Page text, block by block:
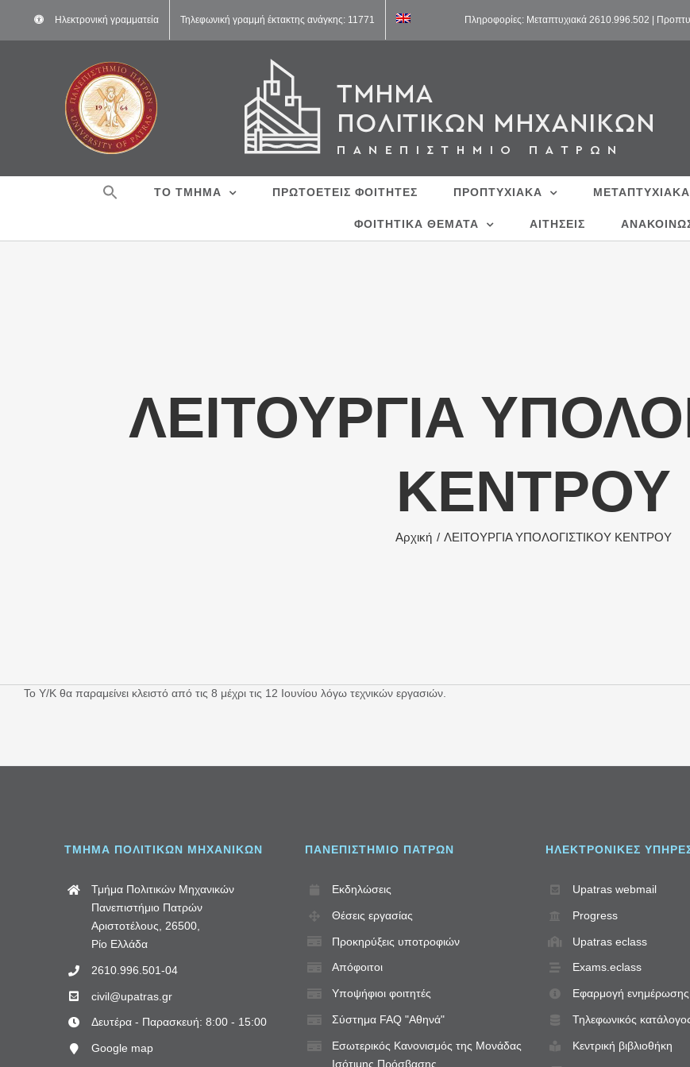
περιεχόμενο
Ηλεκτρονική γραμματεία Τηλεφωνική γραμμή έκτακτης ανάγκης: 11771 Πληροφορίες: Μεταπτυχιακά 2610.996.502 |
ΤΟ ΤΜΗΜΑ ΠΡΩΤΟΕΤΕΙΣ ΦΟΙΤΗΤΕΣ ΠΡΟΠΤΥΧΙΑΚΑ ΜΕΤΑΠΤΥΧΙΑΚΑ
ΦΟΙΤΗΤΙΚΑ ΘΕΜΑΤΑ ΑΙΤΗΣΕΙΣ
ΛΕΙΤΟΥΡΓΙΑ
ΚΕΝΤΡΟΥ
Αρχική ΛΕΙΤΟΥΡΓΙΑ ΥΠΟΛΟΓΙΣΤΙΚΟΥ ΚΕΝΤΡΟΥ
Το Υ/Κ θα παραμείνει κλειστό από τις 8 μέχρι τις 12 Ιουνίου λόγω τεχνικών εργασιών.
ΤΜΗΜΑ ΠΟΛΙΤΙΚΩΝ ΜΗΧΑΝΙΚΩΝ
Τμήμα Πολιτικών Μηχανικών
Πανεπιστήμιο Πατρών
Αριστοτέλους, 26500,
Ρίο Ελλάδα
2610.996.501-04
civil@upatras.gr
Δευτέρα - Παρασκευή: 8:00 - 15:00
Google map
ΠΑΝΕΠΙΣΤΗΜΙΟ ΠΑΤΡΩΝ
Εκδηλώσεις
Θέσεις εργασίας
Προκηρύξεις υποτροφιών
Απόφοιτοι
Υποψήφιοι φοιτητές
Σύστημα FAQ "Αθηνά"
Εσωτερικός Κανονισμός της Μονάδας
Ισότιμης Πρόσβασης
ΗΛΕΚΤΡΟΝΙΚΈΣ
Upatras webmail
Progress
Upatras eclass
Exams.eclass
Εφαρμογή ενημέρωσης
Τηλεφωνικός
Κεντρική βιβλιοθήκη